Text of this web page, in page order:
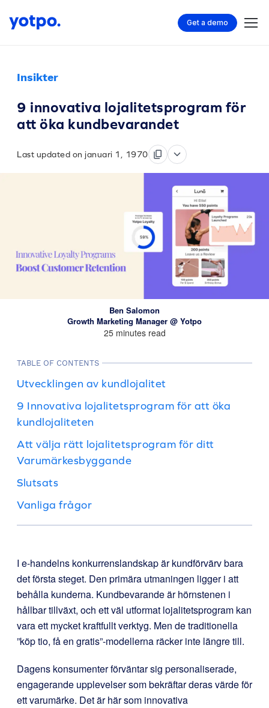
Get a demo
Insikter
9 innovativa lojalitetsprogram för
att öka kundbevarandet
Last updated on januari 1, 1970
Ben Salomon
Growth Marketing Manager @ Yotpo
25 minutes read
TABLE OF CONTENTS
Utvecklingen av kundlojalitet
9 Innovativa lojalitetsprogram för att öka
kundlojaliteten
Att välja rätt lojalitetsprogram för ditt
Varumärkesbyggande
Slutsats
Vanliga frågor
I e-handelns konkurrenslandskap är kundförvärv bara
det första steget. Den primära utmaningen ligger i att
behålla kunderna. Kundbevarande är hörnstenen i
hållbar tillväxt, och ett väl utformat lojalitetsprogram kan
vara ett mycket kraftfullt verktyg. Men de traditionella
”köp tio, få en gratis”-modellerna räcker inte längre till.
Dagens konsumenter förväntar sig personaliserade,
engagerande upplevelser som bekräftar deras värde för
ett varumärke. Det är här som innovativa